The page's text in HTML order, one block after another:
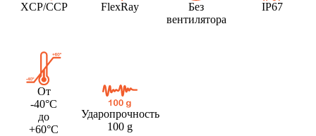
XCP/CCP FlexRay
Без
вентилятора
IP67
От
-40°C
до
+60°C
Ударопрочность
100 g